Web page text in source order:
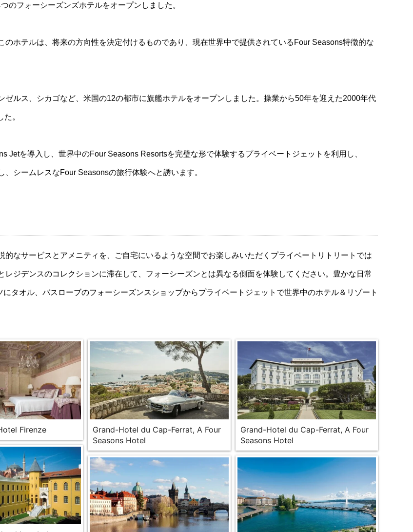
のフォーシーズンズホテルをオープンしました。
ホテルは、将来の方向性を決定付けるものであり、現在世界中で提供されているFour Seasons特徴的な
ルス、シカゴなど、米国の12の都市に旗艦ホテルをオープンしました。操業から50年を迎えた2000年代
。
Jetを導入し、世界中のFour Seasons Resortsを完璧な形で体験するプライベートジェットを利用し、
シームレスなFour Seasonsの旅行体験へと誘います。
なサービスとアメニティを、ご自宅にいるような空間でお楽しみいただくプライベートリトリートでは
ジデンスのコレクションに滞在して、フォーシーズンとは異なる側面を体験してください。豊かな日常
タオル、バスローブのフォーシーズンスショップからプライベートジェットで世界中のホテル＆リゾート
Firenze
Grand-Hotel du Cap-Ferrat, A Four
Seasons Hotel
Grand-Hotel du Cap-Ferrat, A Four
Seasons Hotel